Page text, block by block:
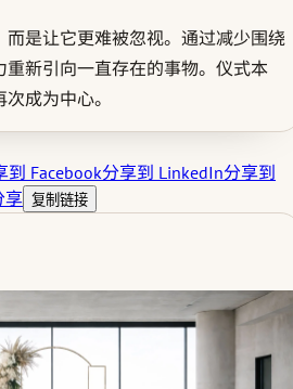
是让它更难被忽视。通过减少围绕
新引向一直存在的事物。仪式本
成为中心。
到 Facebook分享到 LinkedIn分享到
享 复制链接